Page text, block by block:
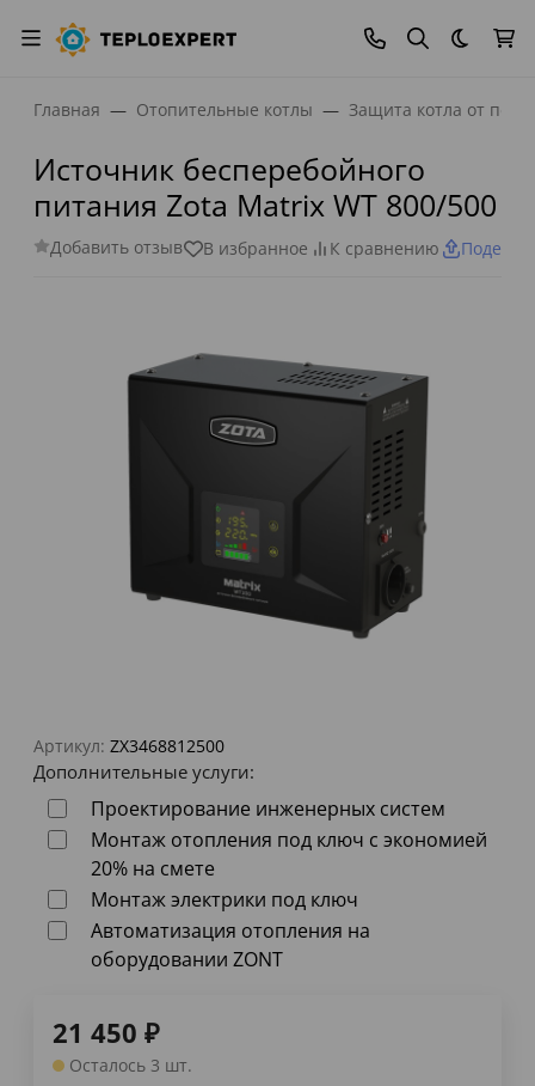
Темная
Главная Отопительные котлы Защита котла от
Источник бесперебойного
питания Zota Matrix WT 800/500
Добавить отзыв В избранное К сравнению
Артикул: ZX3468812500
Дополнительные услуги:
Проектирование инженерных систем
Монтаж отопления под ключ с экономией
20% на смете
Монтаж электрики под ключ
Автоматизация отопления на
оборудовании ZONT
21 450 ₽
Осталось 3 шт.